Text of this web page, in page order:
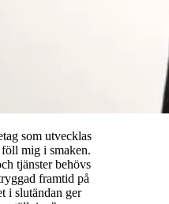
som utvecklas
mig i smaken.
tjänster behövs
framtid på
i slutändan ger